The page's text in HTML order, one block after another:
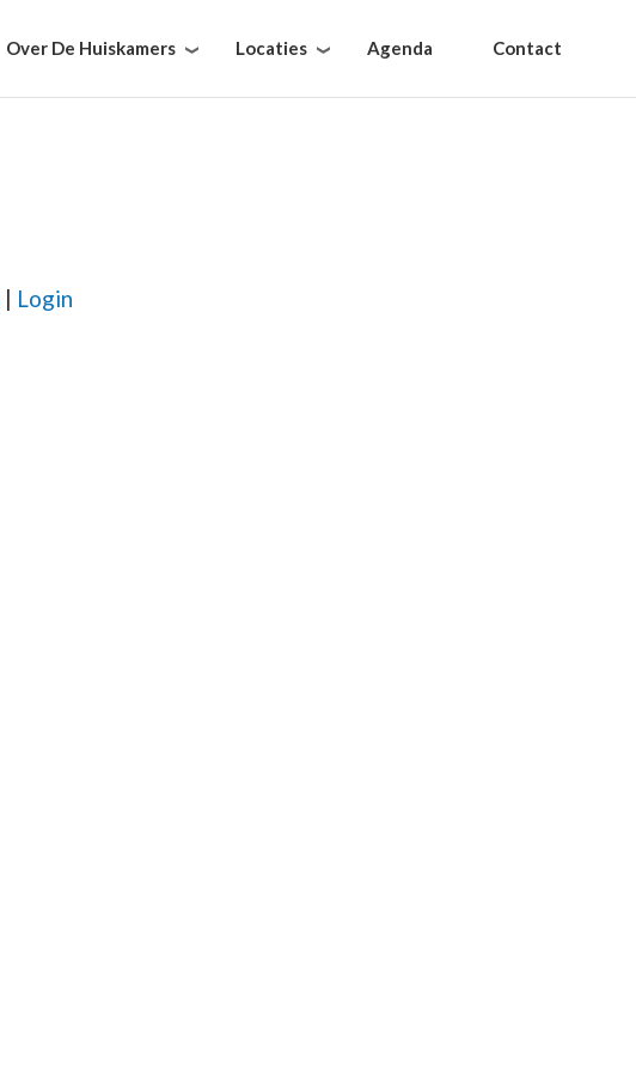
Over De Huiskamers Locaties Agenda Contact
| Login